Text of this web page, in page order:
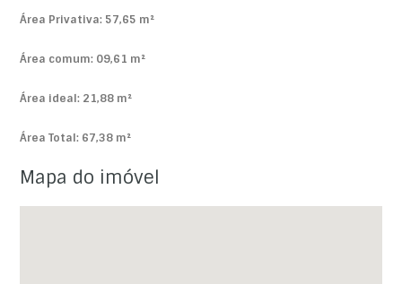
Área Privativa: 57,65 m²
Área comum: 09,61 m²
Área ideal: 21,88 m²
Área Total: 67,38 m²
Mapa do imóvel